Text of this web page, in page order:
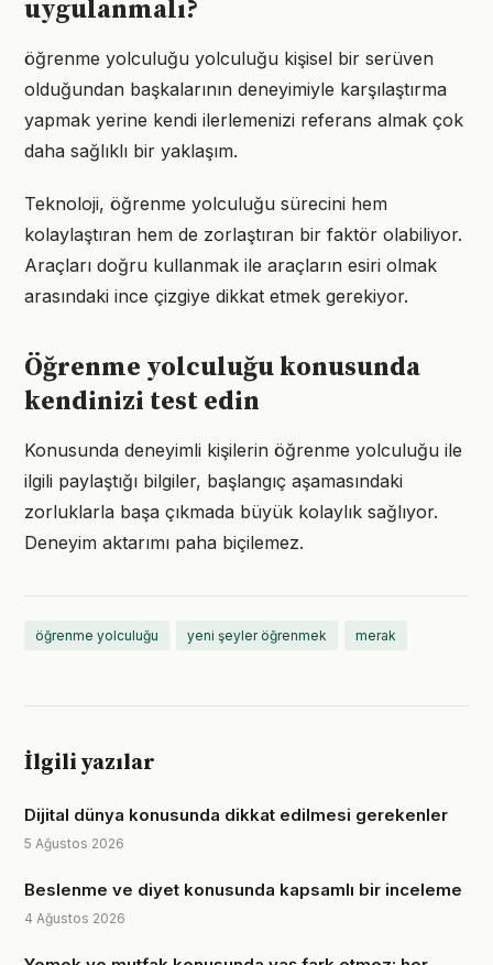
uygulanmalı?
öğrenme yolculuğu yolculuğu kişisel bir serüven
olduğundan başkalarının deneyimiyle karşılaştırma
yapmak yerine kendi ilerlemenizi referans almak çok
daha sağlıklı bir yaklaşım.
Teknoloji, öğrenme yolculuğu sürecini hem
kolaylaştıran hem de zorlaştıran bir faktör olabiliyor.
Araçları doğru kullanmak ile araçların esiri olmak
arasındaki ince çizgiye dikkat etmek gerekiyor.
Öğrenme yolculuğu konusunda
kendinizi test edin
Konusunda deneyimli kişilerin öğrenme yolculuğu ile
ilgili paylaştığı bilgiler, başlangıç aşamasındaki
zorluklarla başa çıkmada büyük kolaylık sağlıyor.
Deneyim aktarımı paha biçilemez.
öğrenme yolculuğu yeni şeyler öğrenmek merak
İlgili yazılar
Dijital dünya konusunda dikkat edilmesi gerekenler
5 Ağustos 2026
Beslenme ve diyet konusunda kapsamlı bir inceleme
4 Ağustos 2026